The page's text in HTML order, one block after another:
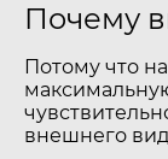
Почему
Потому что
внешнего